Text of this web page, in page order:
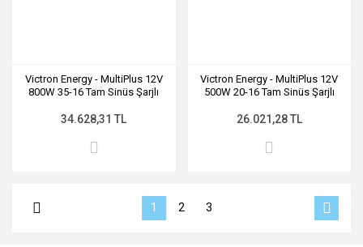
Victron Energy - MultiPlus 12V
800W 35-16 Tam Sinüs Şarjlı
34.628,31 TL
Victron Energy - MultiPlus 12V
500W 20-16 Tam Sinüs Şarjlı
26.021,28 TL
1 2 3